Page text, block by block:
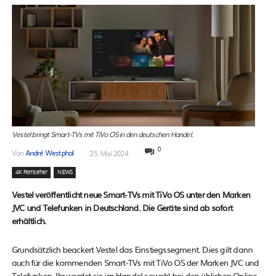
Vestel bringt Smart-TVs mit TiVo OS in den deutschen Handel.
VonAndré Westphal 25. Mai 2024 0
4K Fernseher NEWS
Vestel veröffentlicht neue Smart-TVs mit TiVo OS unter den Marken
JVC und Telefunken in Deutschland. Die Geräte sind ab sofort
erhältlich.
Grundsätzlich beackert Vestel das Einstiegssegment. Dies gilt dann
auch für die kommenden Smart-TVs mit TiVo OS der Marken JVC und